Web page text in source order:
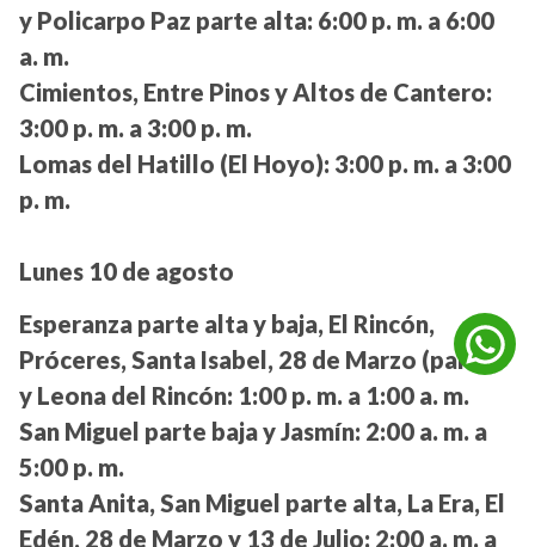
y Policarpo Paz parte alta: 6:00 p. m. a 6:00
a. m.
Cimientos, Entre Pinos y Altos de Cantero:
3:00 p. m. a 3:00 p. m.
Lomas del Hatillo (El Hoyo): 3:00 p. m. a 3:00
p. m.
Lunes 10 de agosto
Esperanza parte alta y baja, El Rincón,
Próceres, Santa Isabel, 28 de Marzo (parte)
y Leona del Rincón: 1:00 p. m. a 1:00 a. m.
San Miguel parte baja y Jasmín: 2:00 a. m. a
5:00 p. m.
Santa Anita, San Miguel parte alta, La Era, El
Edén, 28 de Marzo y 13 de Julio: 2:00 a. m. a